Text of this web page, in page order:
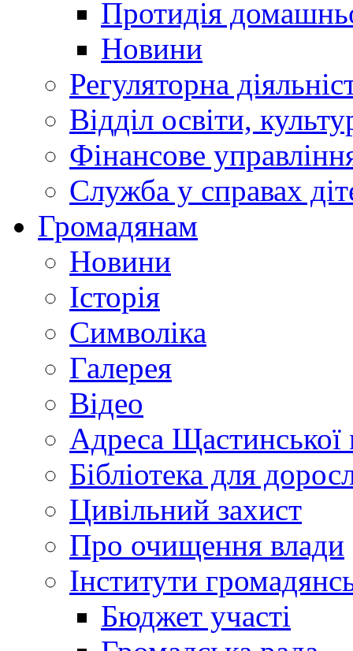
Протидія
Новини
Регуляторна
Відділ освіти,
Фінансове
Служба у справах
Громадянам
Новини
Історія
Символіка
Галерея
Відео
Адреса Щастинської
Бібліотека для
Цивільний захист
Про очищення влади
Інститути
Бюджет участі